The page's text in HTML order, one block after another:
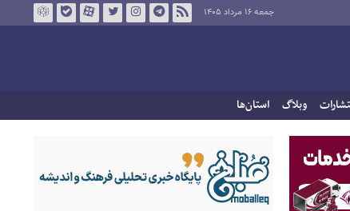
جمعه ۱۶ مرداد ۱۴۰۵
وبلاگ استان‌ها